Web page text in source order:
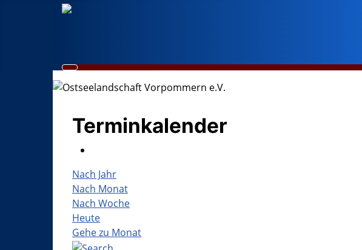
Terminkalender
Nach Jahr
Nach Monat
Nach Woche
Heute
Gehe zu Monat